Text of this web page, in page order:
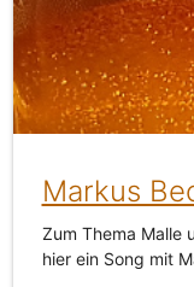
Markus
Zum Thema Malle
hier ein Song mit